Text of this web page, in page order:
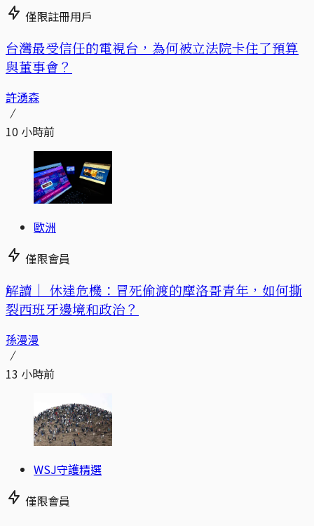
僅限註冊用戶
台灣最受信任的電視台，為何被立法院卡住了預算
與董事會？
許湧森
10 小時前
歐洲
僅限會員
解讀｜ 休達危機：冒死偷渡的摩洛哥青年，如何撕
裂西班牙邊境和政治？
孫漫漫
13 小時前
WSJ守護精選
僅限會員